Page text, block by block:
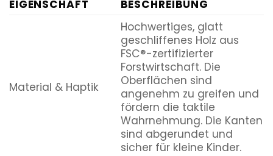
EIGENSCHAFT BESCHREIBUNG
Material & Haptik
Hochwertiges, glatt
geschliffenes Holz aus
FSC®-zertifizierter
Forstwirtschaft. Die
Oberflächen sind
angenehm zu greifen und
fördern die taktile
Wahrnehmung. Die Kanten
sind abgerundet und
sicher für kleine Kinder.